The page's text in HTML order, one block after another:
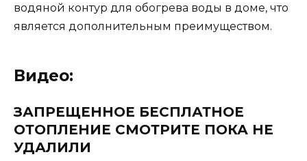
водяной контур для обогрева воды в доме, что
является дополнительным преимуществом.
Видео:
ЗАПРЕЩЕННОЕ БЕСПЛАТНОЕ
ОТОПЛЕНИЕ СМОТРИТЕ ПОКА НЕ
УДАЛИЛИ